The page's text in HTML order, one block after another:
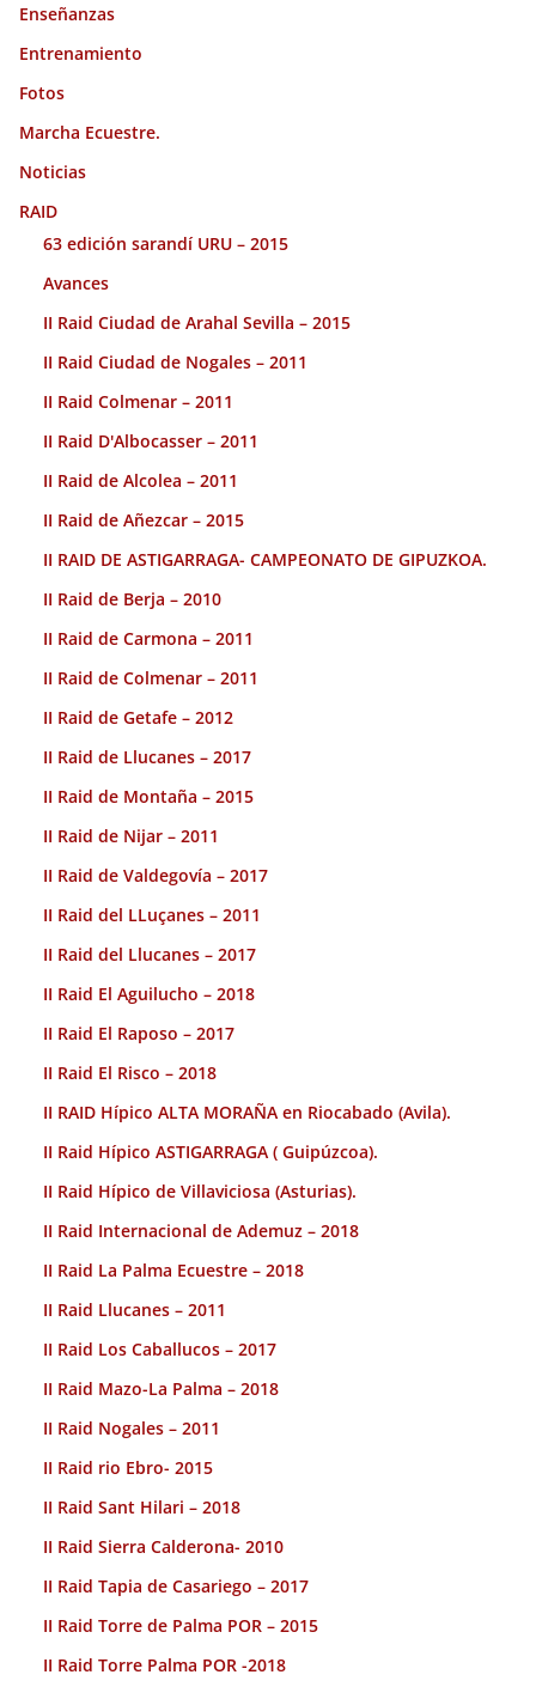
Enseñanzas
Entrenamiento
Fotos
Marcha Ecuestre.
Noticias
RAID
63 edición sarandí URU – 2015
Avances
II Raid Ciudad de Arahal Sevilla – 2015
II Raid Ciudad de Nogales – 2011
II Raid Colmenar – 2011
II Raid D'Albocasser – 2011
II Raid de Alcolea – 2011
II Raid de Añezcar – 2015
II RAID DE ASTIGARRAGA- CAMPEONATO DE GIPUZKOA.
II Raid de Berja – 2010
II Raid de Carmona – 2011
II Raid de Colmenar – 2011
II Raid de Getafe – 2012
II Raid de Llucanes – 2017
II Raid de Montaña – 2015
II Raid de Nijar – 2011
II Raid de Valdegovía – 2017
II Raid del LLuçanes – 2011
II Raid del Llucanes – 2017
II Raid El Aguilucho – 2018
II Raid El Raposo – 2017
II Raid El Risco – 2018
II RAID Hípico ALTA MORAÑA en Riocabado (Avila).
II Raid Hípico ASTIGARRAGA ( Guipúzcoa).
II Raid Hípico de Villaviciosa (Asturias).
II Raid Internacional de Ademuz – 2018
II Raid La Palma Ecuestre – 2018
II Raid Llucanes – 2011
II Raid Los Caballucos – 2017
II Raid Mazo-La Palma – 2018
II Raid Nogales – 2011
II Raid rio Ebro- 2015
II Raid Sant Hilari – 2018
II Raid Sierra Calderona- 2010
II Raid Tapia de Casariego – 2017
II Raid Torre de Palma POR – 2015
II Raid Torre Palma POR -2018